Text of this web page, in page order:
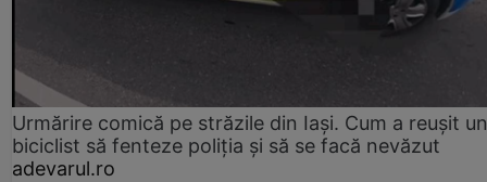
Urmărire comică pe străzile din Iași. Cum a reușit un
biciclist să fenteze poliția și să se facă nevăzut
adevarul.ro